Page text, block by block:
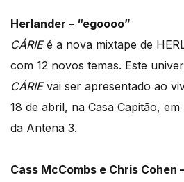
Herlander – “egoooo”
CÁRIEé a nova mixtape de
com 12 novos temas. Este
CÁRIEvai ser apresentado ao
18 de abril, na Casa Capitão,
da Antena 3.
Cass McCombs e Chris Cohen